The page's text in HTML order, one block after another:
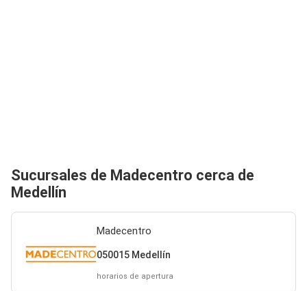
Sucursales de Madecentro cerca de
Medellín
Madecentro
050015 Medellín
horarios de apertura